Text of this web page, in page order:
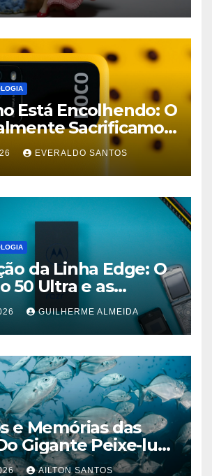
Está Encolhendo: O
Sacrificamos
Baratos Hoje
EVERALDO SANTOS
da Linha Edge: O
50 Ultra e as
do 70 Pro
GUILHERME ALMEIDA
e Memórias das
Gigante Peixe-lua
de Nova York
AILTON SANTOS